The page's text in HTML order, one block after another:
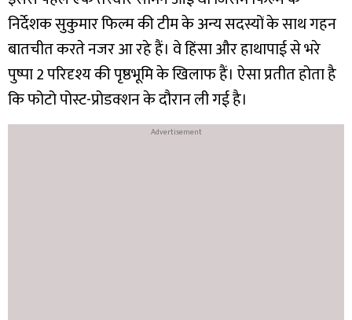
निर्देशक सुकुमार फिल्म की टीम के अन्य सदस्यों के साथ गहन
बातचीत करते नजर आ रहे हैं। वे हिंसा और हाथापाई से भरे
पुष्पा 2 परिदृश्य की पृष्ठभूमि के खिलाफ हैं। ऐसा प्रतीत होता है
कि फोटो पोस्ट-प्रोडक्शन के दौरान ली गई है।